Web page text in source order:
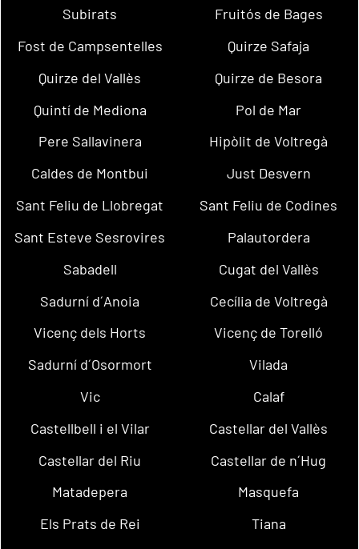
Subirats
Fruitós de Bages
Fost de Campsentelles
Quirze Safaja
Quirze del Vallès
Quirze de Besora
Quintí de Mediona
Pol de Mar
Pere Sallavinera
Hipòlit de Voltregà
Caldes de Montbui
Just Desvern
Sant Feliu de Llobregat
Sant Feliu de Codines
Sant Esteve Sesrovires
Palautordera
Sabadell
Cugat del Vallès
Sadurní d´Anoia
Cecília de Voltregà
Vicenç dels Horts
Vicenç de Torelló
Sadurní d´Osormort
Vilada
Vic
Calaf
Castellbell i el Vilar
Castellar del Vallès
Castellar del Riu
Castellar de n´Hug
Matadepera
Masquefa
Els Prats de Rei
Tiana